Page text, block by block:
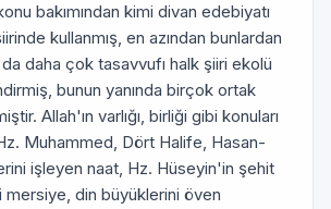
bakımından kimi divan edebiyatı
kullanmış, en azından bunlardan
daha çok tasavvufı halk şiiri ekolü
bunun yanında birçok ortak
Allah'ın varlığı, birliği gibi konuları
Muhammed, Dört Halife, Hasan-
işleyen naat, Hz. Hüseyin'in şehit
mersiye, din büyüklerini öven